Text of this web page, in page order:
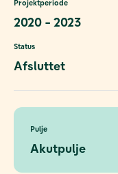
Projektperiode
2020 - 2023
Status
Afsluttet
Pulje
Akutpulje